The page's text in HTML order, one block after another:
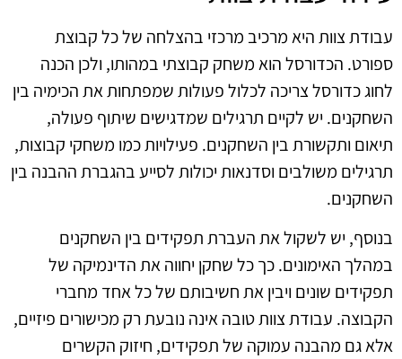
עבודת צוות היא מרכיב מרכזי בהצלחה של כל קבוצת
ספורט. הכדורסל הוא משחק קבוצתי במהותו, ולכן הכנה
לחוג כדורסל צריכה לכלול פעולות שמפתחות את הכימיה בין
השחקנים. יש לקיים תרגילים שמדגישים שיתוף פעולה,
תיאום ותקשורת בין השחקנים. פעילויות כמו משחקי קבוצות,
תרגילים משולבים וסדנאות יכולות לסייע בהגברת ההבנה בין
השחקנים.
בנוסף, יש לשקול את העברת תפקידים בין השחקנים
במהלך האימונים. כך כל שחקן יחווה את הדינמיקה של
תפקידים שונים ויבין את חשיבותם של כל אחד מחברי
הקבוצה. עבודת צוות טובה אינה נובעת רק מכישורים פיזיים,
אלא גם מהבנה עמוקה של תפקידים, חיזוק הקשרים